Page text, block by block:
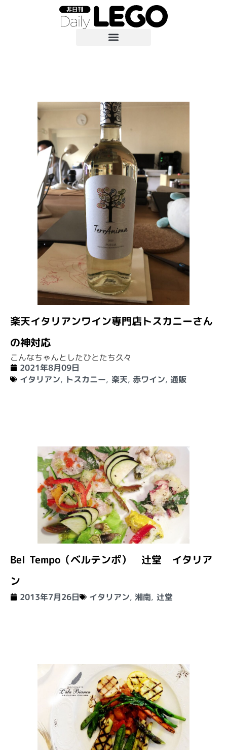
楽天イタリアンワイン専門店トスカニーさん
の神対応
こんなちゃんとしたひとたち久々
2021年8月09日
イタリアン, トスカニー, 楽天, 赤ワイン, 通販
Bel Tempo（ベルテンポ） 辻堂 イタリア
ン
2013年7月26日 イタリアン,湘南, 辻堂